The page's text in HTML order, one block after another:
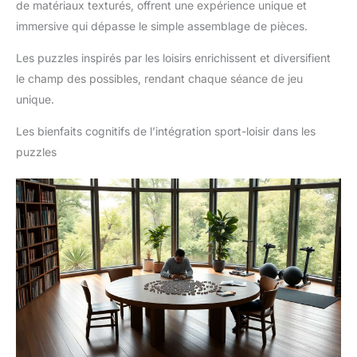
de matériaux texturés, offrent une expérience unique et
immersive qui dépasse le simple assemblage de pièces.
Les puzzles inspirés par les loisirs enrichissent et diversifient
le champ des possibles, rendant chaque séance de jeu
unique.
Les bienfaits cognitifs de l’intégration sport-loisir dans les
puzzles